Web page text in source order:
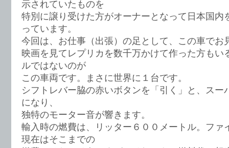
示されていたものを
特別に譲り受けた方がオーナーとなって日本国内
っています。
今回は、お仕事（出張）の足として、この車でお
映画を見てレプリカを数千万かけて作った方もい
ルではないのが
この車両です。まさに世界に１台です。
シフトレバー脇の赤いボタンを「引く」と、スー
になり、
独特のモーター音が響きます。
輸入時の燃費は、リッター６００メートル。ファ
現在はそこまでの